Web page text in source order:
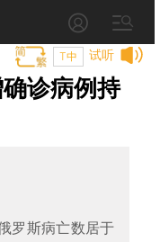
试听
T中
诊病例持
罗斯病亡数居于